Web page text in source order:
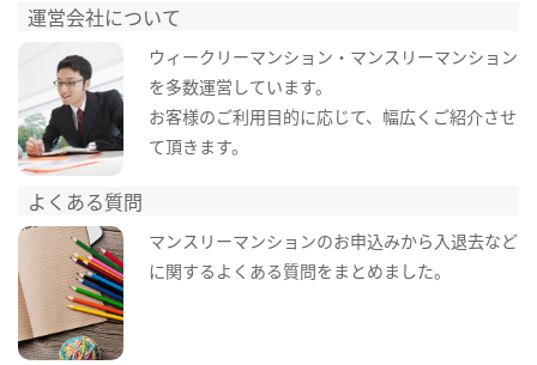
運営会社について
ウィークリーマンション・マンスリーマンション
を多数運営しています。
お客様のご利用目的に応じて、幅広くご紹介させ
て頂きます。
よくある質問
マンスリーマンションのお申込みから入退去など
に関するよくある質問をまとめました。